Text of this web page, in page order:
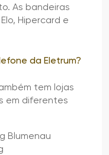
As bandeiras
Hipercard e
da Eletrum?
tem lojas
em diferentes
Blumenau